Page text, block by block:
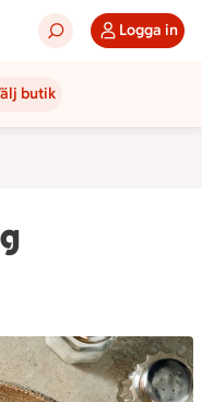
Logga in
butik
11 kommentarer
är ett klimartsmart val.